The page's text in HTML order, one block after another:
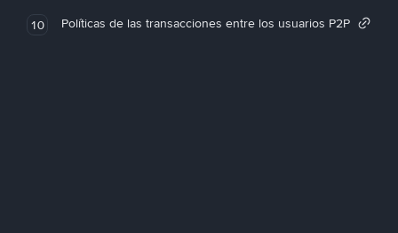
10 Políticas de las transacciones entre los usuarios P2P